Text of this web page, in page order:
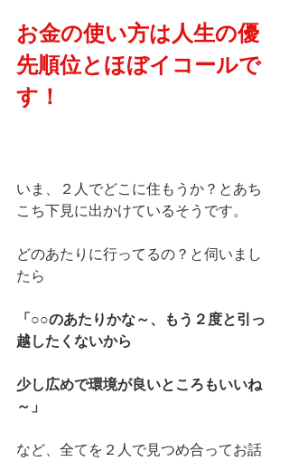
お金の使い方は人生の優
先順位とほぼイコールで
す！
いま、２人でどこに住もうか？とあち
こち下見に出かけているそうです。
どのあたりに行ってるの？と伺いまし
たら
「○○のあたりかな～、もう２度と引っ
越したくないから
少し広めで環境が良いところもいいね
～」
など、全てを２人で見つめ合ってお話